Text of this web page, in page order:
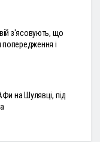
з'ясовують, що
і
на Шулявці, під